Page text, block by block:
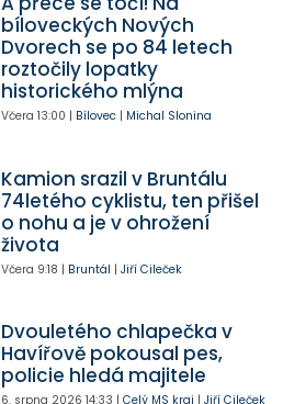
bíloveckých Nových
Dvorech se po 84 letech
roztočily lopatky
historického mlýna
Včera 13:00 | Bílovec| Michal Slonina
Kamion srazil v Bruntálu
74letého cyklistu, ten přišel
o nohu a je v ohrožení
života
Včera 9:18 | Bruntál | Jiří Cileček
Dvouletého chlapečka v
Havířově pokousal pes,
policie hledá majitele
6. srpna 2026 14:33 | Celý MS kraj | Jiří Cileček